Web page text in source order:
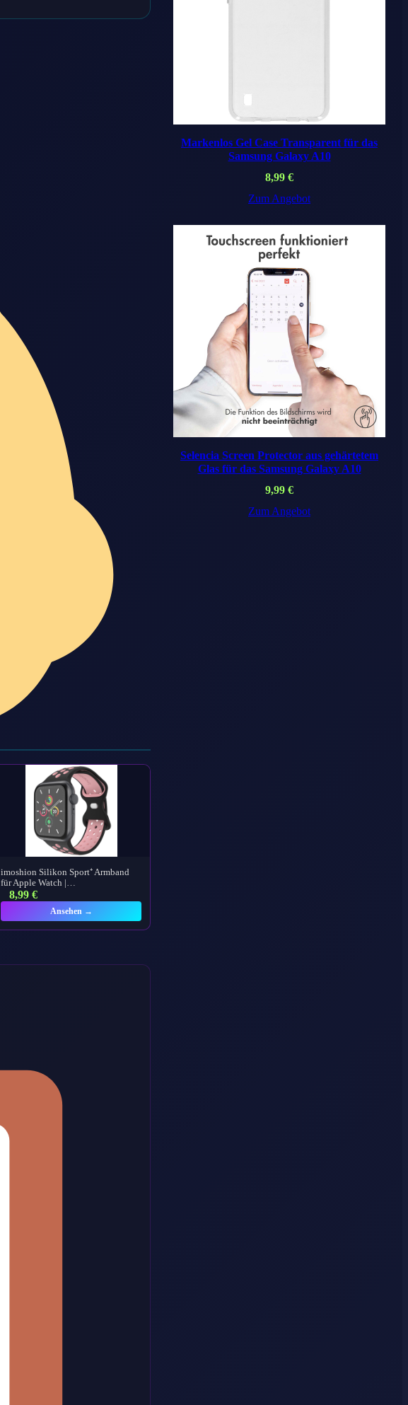
imoshion Silikon Sport⁺ Armband
für Apple Watch |…
8,99 €
Ansehen →
Markenlos Gel Case Transparent für das
Samsung Galaxy A10
8,99 €
Zum Angebot
Selencia Screen Protector aus gehärtetem
Glas für das Samsung Galaxy A10
9,99 €
Zum Angebot